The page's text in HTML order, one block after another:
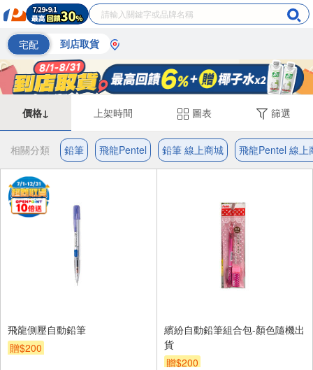
宅配 到店取貨
價格↓ 上架時間 圖表 篩選
相關分類 鉛筆 飛龍Pentel 鉛筆 線上商城 飛龍Pentel 線上
飛龍側壓自動鉛筆
贈$200
繽紛自動鉛筆組合包-顏色隨機出
貨
贈$200